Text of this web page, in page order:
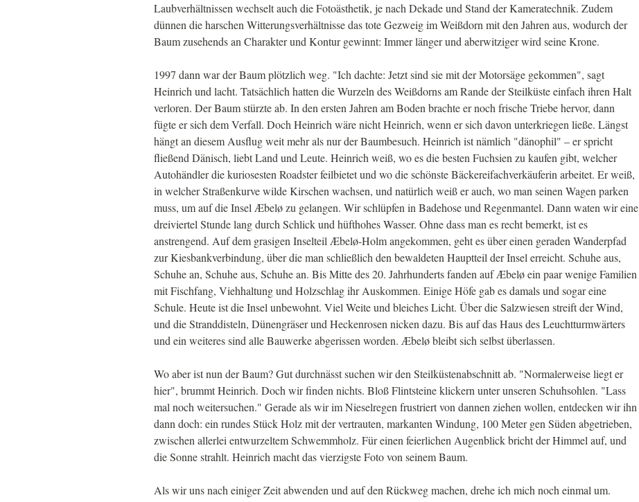
Laubverhältnissen wechselt auch die Fotoästhetik, je nach Dekade und Stand der Kameratechnik. Zudem
dünnen die harschen Witterungsverhältnisse das tote Gezweig im Weißdorn mit den Jahren aus, wodurch der
Baum zusehends an Charakter und Kontur gewinnt: Immer länger und aberwitziger wird seine Krone.
1997 dann war der Baum plötzlich weg. "Ich dachte: Jetzt sind sie mit der Motorsäge gekommen", sagt
Heinrich und lacht. Tatsächlich hatten die Wurzeln des Weißdorns am Rande der Steilküste einfach ihren Halt
verloren. Der Baum stürzte ab. In den ersten Jahren am Boden brachte er noch frische Triebe hervor, dann
fügte er sich dem Verfall. Doch Heinrich wäre nicht Heinrich, wenn er sich davon unterkriegen ließe. Längst
hängt an diesem Ausflug weit mehr als nur der Baumbesuch. Heinrich ist nämlich "dänophil" – er spricht
fließend Dänisch, liebt Land und Leute. Heinrich weiß, wo es die besten Fuchsien zu kaufen gibt, welcher
Autohändler die kuriosesten Roadster feilbietet und wo die schönste Bäckereifachverkäuferin arbeitet. Er weiß,
in welcher Straßenkurve wilde Kirschen wachsen, und natürlich weiß er auch, wo man seinen Wagen parken
muss, um auf die Insel Æbelø zu gelangen. Wir schlüpfen in Badehose und Regenmantel. Dann waten wir eine
dreiviertel Stunde lang durch Schlick und hüfthohes Wasser. Ohne dass man es recht bemerkt, ist es
anstrengend. Auf dem grasigen Inselteil Æbelø-Holm angekommen, geht es über einen geraden Wanderpfad
zur Kiesbankverbindung, über die man schließlich den bewaldeten Hauptteil der Insel erreicht. Schuhe aus,
Schuhe an, Schuhe aus, Schuhe an. Bis Mitte des 20. Jahrhunderts fanden auf Æbelø ein paar wenige Familien
mit Fischfang, Viehhaltung und Holzschlag ihr Auskommen. Einige Höfe gab es damals und sogar eine
Schule. Heute ist die Insel unbewohnt. Viel Weite und bleiches Licht. Über die Salzwiesen streift der Wind,
und die Stranddisteln, Dünengräser und Heckenrosen nicken dazu. Bis auf das Haus des Leuchtturmwärters
und ein weiteres sind alle Bauwerke abgerissen worden. Æbelø bleibt sich selbst überlassen.
Wo aber ist nun der Baum? Gut durchnässt suchen wir den Steilküstenabschnitt ab. "Normalerweise liegt er
hier", brummt Heinrich. Doch wir finden nichts. Bloß Flintsteine klickern unter unseren Schuhsohlen. "Lass
mal noch weitersuchen." Gerade als wir im Nieselregen frustriert von dannen ziehen wollen, entdecken wir ihn
dann doch: ein rundes Stück Holz mit der vertrauten, markanten Windung, 100 Meter gen Süden abgetrieben,
zwischen allerlei entwurzeltem Schwemmholz. Für einen feierlichen Augenblick bricht der Himmel auf, und
die Sonne strahlt. Heinrich macht das vierzigste Foto von seinem Baum.
Als wir uns nach einiger Zeit abwenden und auf den Rückweg machen, drehe ich mich noch einmal um.